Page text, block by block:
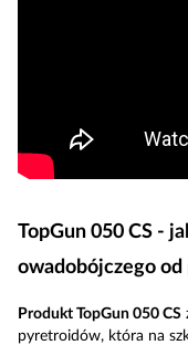
TopGun 050 CS -
owadobójczego
Produkt TopGun 050 CS
pyretroidów, która na